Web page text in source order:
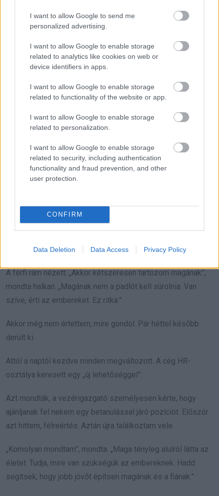
I want to allow Google to send me
personalized advertising.
I want to allow Google to enable storage
related to analytics like cookies on web or
device identifiers in apps.
I want to allow Google to enable storage
related to functionality of the website or app.
I want to allow Google to enable storage
related to personalization.
I want to allow Google to enable storage
related to security, including authentication
functionality and fraud prevention, and other
user protection.
CONFIRM
Data Deletion Data Access Privacy Policy
Összeszorult a szívem. „Szóval ő tette a padra?”
Elcsuklott a hangja. „Nem élte volna túl.”
Sokáig csak a fűtés halk zúgását lehetett hallani abban a
drága irodában. Aztán a férfi felállt, megkerülte az asztalt, és
letérdelt elém.
„Megmentette az unokámat”, mondta remegve. „Nem tudom,
Könnybe lábadt a szemem. „Csak azt tettem, amit kellett.”
A fejét rázta. „Nem, nem akárki tette volna meg. Sokan
nem ment tovább.”
épületben.”
A férfi rám nézett. „Akkor kétszeresen tartozom magának”,
mondta halkan. „Magának nem a padlót kell súrolnia. Van
szíve, érti az embereket. Ez ritka.”
Akkor még nem értettem, mire gondol. Pár héttel később
derült ki.
Attól a naptól kezdve minden megváltozott. A cég HR-
osztálya keresett egy „új lehetőséggel”.
Azt mondták, a vezérigazgató személyesen kérte, hogy
ajánljanak fel nekem egy betanulással járó pozíciót. Először
azt hittem, félreértés. Aztán újra találkoztam vele.
„Komolyan mondtam”, mondta. „Maga tényleg alulról látta az
életet. Tudja, mire van szükségük az embereknek. Hadd
segítsek, hogy jobb jövőt építsen magának és a fiának.”